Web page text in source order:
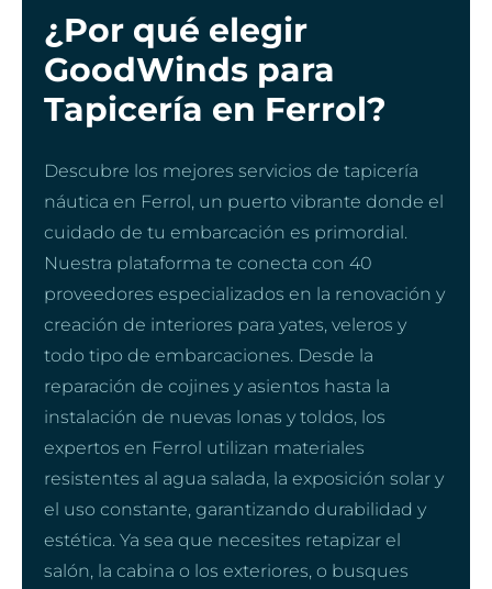
¿Por qué elegir
GoodWinds para
Tapicería en Ferrol?
Descubre los mejores servicios de tapicería
náutica en Ferrol, un puerto vibrante donde el
cuidado de tu embarcación es primordial.
Nuestra plataforma te conecta con 40
proveedores especializados en la renovación y
creación de interiores para yates, veleros y
todo tipo de embarcaciones. Desde la
reparación de cojines y asientos hasta la
instalación de nuevas lonas y toldos, los
expertos en Ferrol utilizan materiales
resistentes al agua salada, la exposición solar y
el uso constante, garantizando durabilidad y
estética. Ya sea que necesites retapizar el
salón, la cabina o los exteriores, o busques